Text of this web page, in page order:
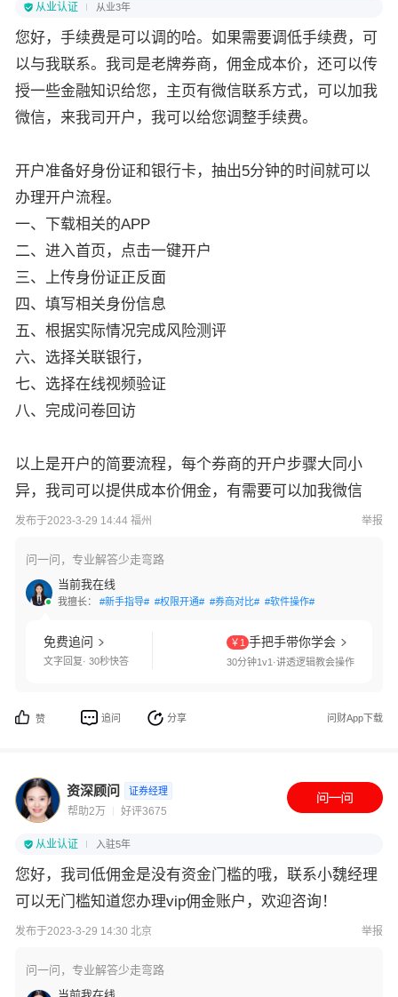
从业认证 从业3年
您好，手续费是可以调的哈。如果需要调低手续费，可
以与我联系。我司是老牌券商，佣金成本价，还可以传
授一些金融知识给您，主页有微信联系方式，可以加我
微信，来我司开户，我可以给您调整手续费。
开户准备好身份证和银行卡，抽出5分钟的时间就可以
办理开户流程。
一、下载相关的APP
二、进入首页，点击一键开户
三、上传身份证正反面
四、填写相关身份信息
五、根据实际情况完成风险测评
六、选择关联银行，
七、选择在线视频验证
八、完成问卷回访
以上是开户的简要流程，每个券商的开户步骤大同小
异，我司可以提供成本价佣金，有需要可以加我微信
发布于2023-3-29 14:44 福州 举报
问一问，专业解答少走弯路
当前我在线
我擅长： #新手指导# #权限开通# #券商对比# #软件操作#
免费追问
文字回复· 30秒快答
￥1 手把手带你学会
30分钟1v1·讲透逻辑教会操作
赞 追问 分享 问财App下载
资深顾问 证券经理
帮助2万 好评3675
从业认证 入驻5年
您好，我司低佣金是没有资金门槛的哦，联系小魏经理
可以无门槛知道您办理vip佣金账户，欢迎咨询！
发布于2023-3-29 14:30 北京 举报
问一问，专业解答少走弯路